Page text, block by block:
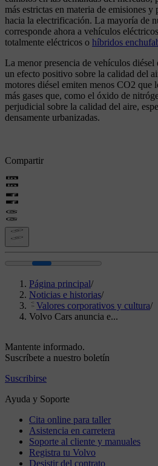
más estrictas en materia de emisiones
hacia la electrificación. La mayoría de
corresponde ahora a vehículos
totalmente eléctricos o híbridos
La menor presencia de vehículos diésel
un efecto positivo sobre la calidad del
motores diésel emiten menos CO2 que
más gases que, como el óxido de
perjudicial sobre la calidad del aire,
densamente urbanizadas.
Compartir
Página principal/
Noticias e historias/
Valores corporativos y cultura/
Volvo Cars anuncia e...